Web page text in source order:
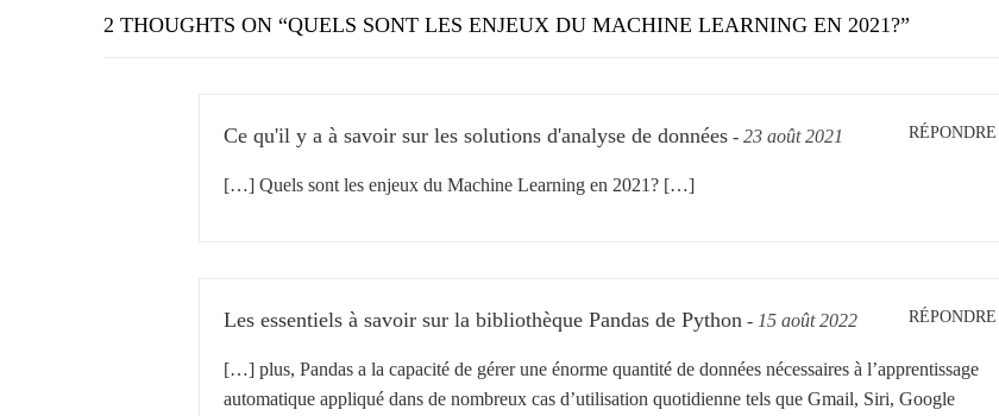
2 THOUGHTS ON “QUELS SONT LES ENJEUX DU MACHINE LEARNING EN 2021?”
Ce qu'il y a à savoir sur les solutions d'analyse de données - 23 août 2021 RÉPONDRE
[…] Quels sont les enjeux du Machine Learning en 2021? […]
Les essentiels à savoir sur la bibliothèque Pandas de Python - 15 août 2022 RÉPONDRE
[…] plus, Pandas a la capacité de gérer une énorme quantité de données nécessaires à l’apprentissage
automatique appliqué dans de nombreux cas d’utilisation quotidienne tels que Gmail, Siri, Google